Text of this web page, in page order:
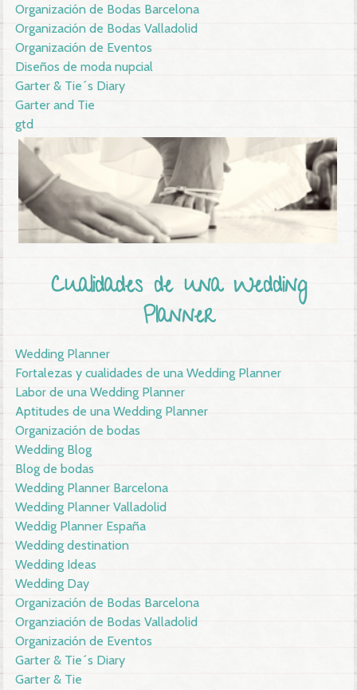
Organización de Bodas Barcelona
Organización de Bodas Valladolid
Organización de Eventos
Diseños de moda nupcial
Garter & Tie´s Diary
Garter and Tie
gtd
Cualidades de una Wedding
Planner
Wedding Planner
Fortalezas y cualidades de una Wedding Planner
Labor de una Wedding Planner
Aptitudes de una Wedding Planner
Organización de bodas
Wedding Blog
Blog de bodas
Wedding Planner Barcelona
Wedding Planner Valladolid
Weddig Planner España
Wedding destination
Wedding Ideas
Wedding Day
Organización de Bodas Barcelona
Organziación de Bodas Valladolid
Organización de Eventos
Garter & Tie´s Diary
Garter & Tie